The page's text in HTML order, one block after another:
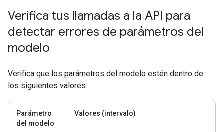
Verifica tus llamadas a la API para
detectar errores de parámetros del
modelo
Verifica que los parámetros del modelo estén dentro de
los siguientes valores:
Parámetro
del modelo
Valores (intervalo)